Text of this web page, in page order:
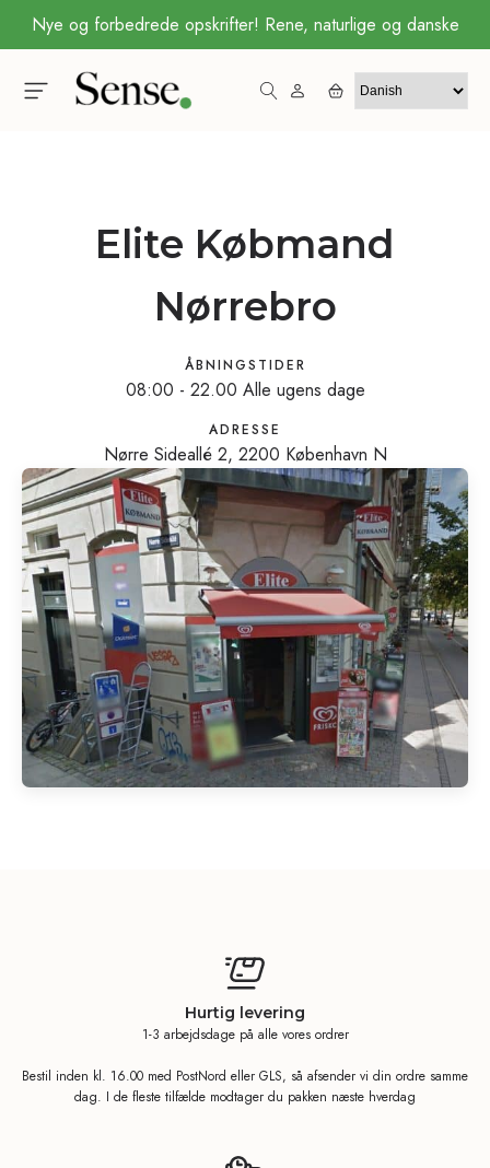
Nye og forbedrede opskrifter! Rene, naturlige og danske
Elite Købmand
Nørrebro
ÅBNINGSTIDER
08:00 - 22.00 Alle ugens dage
ADRESSE
Nørre Sideallé 2, 2200 København N
Hurtig levering
1-3 arbejdsdage på alle vores ordrer
Bestil inden kl. 16.00 med PostNord eller GLS, så afsender vi din ordre samme
dag. I de fleste tilfælde modtager du pakken næste hverdag